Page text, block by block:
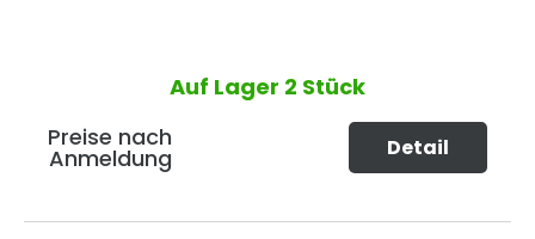
Auf Lager 2 Stück
Preise nach
Anmeldung Detail